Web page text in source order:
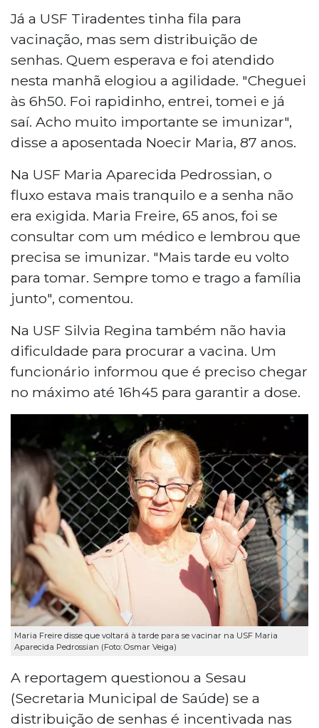
Já a USF Tiradentes tinha fila para
vacinação, mas sem distribuição de
senhas. Quem esperava e foi atendido
nesta manhã elogiou a agilidade. "Cheguei
às 6h50. Foi rapidinho, entrei, tomei e já
saí. Acho muito importante se imunizar",
disse a aposentada Noecir Maria, 87 anos.
Na USF Maria Aparecida Pedrossian, o
fluxo estava mais tranquilo e a senha não
era exigida. Maria Freire, 65 anos, foi se
consultar com um médico e lembrou que
precisa se imunizar. "Mais tarde eu volto
para tomar. Sempre tomo e trago a família
junto", comentou.
Na USF Silvia Regina também não havia
dificuldade para procurar a vacina. Um
funcionário informou que é preciso chegar
no máximo até 16h45 para garantir a dose.
Maria Freire disse que voltará à tarde para se vacinar na USF Maria
Aparecida Pedrossian (Foto: Osmar Veiga)
A reportagem questionou a Sesau
(Secretaria Municipal de Saúde) se a
distribuição de senhas é incentivada nas